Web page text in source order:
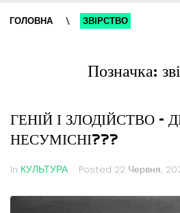
ГОЛОВНА \ ЗВІРСТВО
Позначка:
ГЕНІЙ І ЗЛОДІЙСТВО –
НЕСУМІСНІ???
In КУЛЬТУРА Posted 22 Червня,